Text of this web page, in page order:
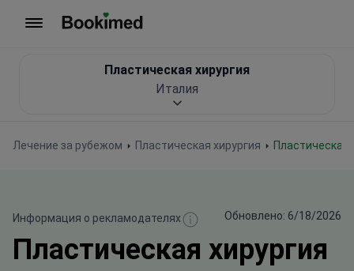
Лечение за рубежом Пластическая хирургия
Пластическая хирургия
Италия
Информация о рекламодателях Обновлено: 6/18/2026
Пластическая хирургия